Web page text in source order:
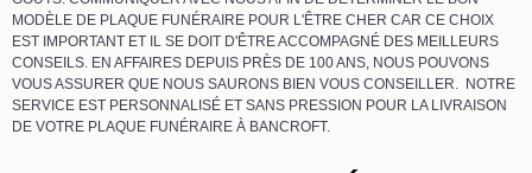
MODÈLE DE PLAQUE FUNÉRAIRE POUR L'ÊTRE CHER CAR CE CHOIX
EST IMPORTANT ET IL SE DOIT D'ÊTRE ACCOMPAGNÉ DES MEILLEURS
CONSEILS. EN AFFAIRES DEPUIS PRÈS DE 100 ANS, NOUS POUVONS
VOUS ASSURER QUE NOUS SAURONS BIEN VOUS CONSEILLER. NOTRE
SERVICE EST PERSONNALISÉ ET SANS PRESSION POUR LA LIVRAISON
DE VOTRE PLAQUE FUNÉRAIRE À BANCROFT.